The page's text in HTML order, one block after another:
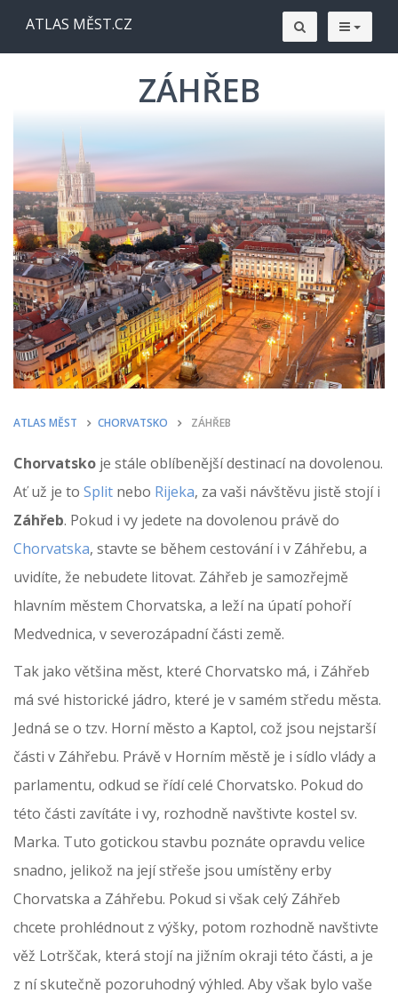
ATLAS MĚST.CZ
ZÁHŘEB
ATLAS MĚST CHORVATSKO ZÁHŘEB
Chorvatsko je stále oblíbenější destinací na dovolenou.
Ať už je to Split nebo Rijeka, za vaši návštěvu jistě stojí i
Záhřeb. Pokud i vy jedete na dovolenou právě do
Chorvatska, stavte se během cestování i v Záhřebu, a
uvidíte, že nebudete litovat. Záhřeb je samozřejmě
hlavním městem Chorvatska, a leží na úpatí pohoří
Medvednica, v severozápadní části země.
Tak jako většina měst, které Chorvatsko má, i Záhřeb
má své historické jádro, které je v samém středu města.
Jedná se o tzv. Horní město a Kaptol, což jsou nejstarší
části v Záhřebu. Právě v Horním městě je i sídlo vlády a
parlamentu, odkud se řídí celé Chorvatsko. Pokud do
této části zavítáte i vy, rozhodně navštivte kostel sv.
Marka. Tuto gotickou stavbu poznáte opravdu velice
snadno, jelikož na její střeše jsou umístěny erby
Chorvatska a Záhřebu. Pokud si však celý Záhřeb
chcete prohlédnout z výšky, potom rozhodně navštivte
věž Lotrščak, která stojí na jižním okraji této části, a je
z ní skutečně pozoruhodný výhled. Aby však bylo vaše